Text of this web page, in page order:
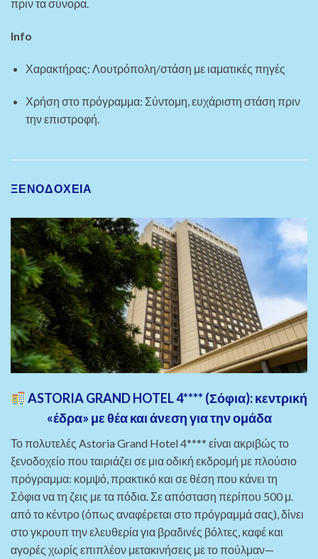
πριν τα σύνορα.
Info
Χαρακτήρας: Λουτρόπολη/στάση με ιαματικές πηγές
Χρήση στο πρόγραμμα: Σύντομη, ευχάριστη στάση πριν
την επιστροφή.
ΞΕΝΟΔΟΧΕΙΑ
ASTORIA GRAND HOTEL 4**** (Σόφια): κεντρική
«έδρα» με θέα και άνεση για την ομάδα
Το πολυτελές Astoria Grand Hotel 4**** είναι ακριβώς το
ξενοδοχείο που ταιριάζει σε μια οδική εκδρομή με πλούσιο
πρόγραμμα: κομψό, πρακτικό και σε θέση που κάνει τη
Σόφια να τη ζεις με τα πόδια. Σε απόσταση περίπου 500 μ.
από το κέντρο (όπως αναφέρεται στο πρόγραμμά σας), δίνει
στο γκρουπ την ελευθερία για βραδινές βόλτες, καφέ και
αγορές χωρίς επιπλέον μετακινήσεις με το πούλμαν—